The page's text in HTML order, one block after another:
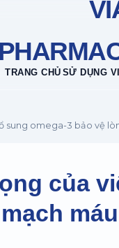
TRANG CHỦ SỬ DỤNG
sung omega-3 bảo vệ
của